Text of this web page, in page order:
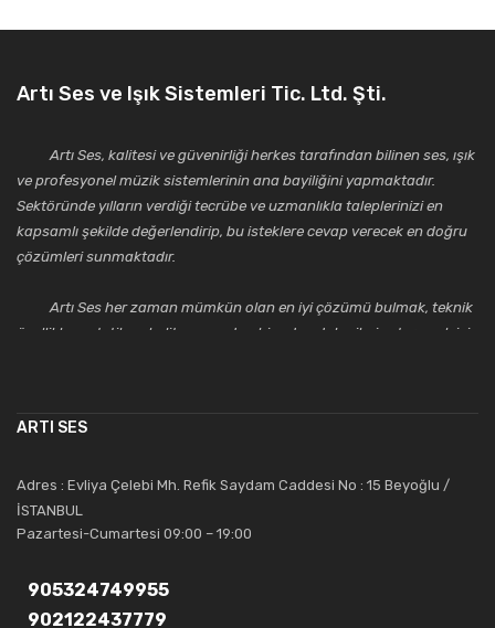
Artı Ses ve Işık Sistemleri Tic. Ltd. Şti.
Artı Ses, kalitesi ve güvenirliği herkes tarafından bilinen ses, ışık
ve profesyonel müzik sistemlerinin ana bayiliğini yapmaktadır.
Sektöründe yılların verdiği tecrübe ve uzmanlıkla taleplerinizi en
kapsamlı şekilde değerlendirip, bu isteklere cevap verecek en doğru
çözümleri sunmaktadır.
Artı Ses her zaman mümkün olan en iyi çözümü bulmak, teknik
özellikler, estetik ve kalite açısından bir adım daha ileriye taşımak için
saygıdeğer yerini kazanmıştır.
Artı Ses, güler yüzü ve deneyimi ile bu gün ve gelecekte
güvenebileceğiniz bir tercihtir.
ARTI SES
Adres : Evliya Çelebi Mh. Refik Saydam Caddesi No : 15 Beyoğlu /
İSTANBUL
Pazartesi-Cumartesi 09:00 – 19:00
905324749955
902122437779